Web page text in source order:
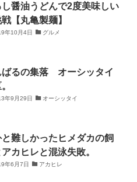
し醤油うどんで2度美味しい
【丸亀製麺】
年10月4日 グルメ
ばるの集落 オーシッタイ
年9月29日 オーシッタイ
難しかったヒメダカの飼
カヒレと混泳失敗。
年6月7日 アカヒレ